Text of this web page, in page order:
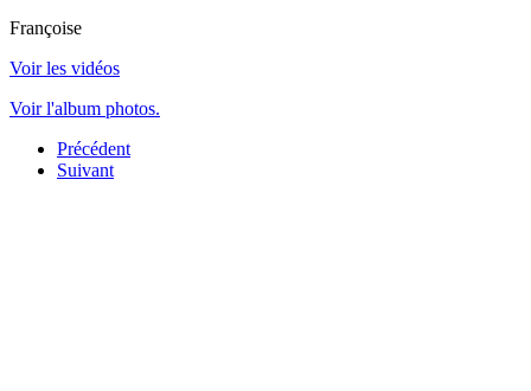
Françoise
Voir les vidéos
Voir l'album photos.
Précédent
Suivant